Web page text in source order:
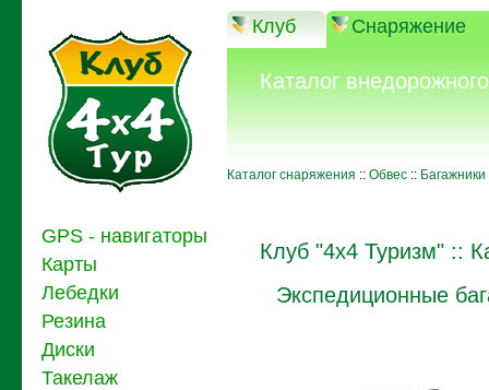
Клуб Снаряжение
Каталог
Каталог снаряжения :: Обвес:: Багажники
GPS - навигаторы
Карты
Лебедки
Резина
Диски
Такелаж
Клуб "4x4 Туризм" ::
Экспедиционные